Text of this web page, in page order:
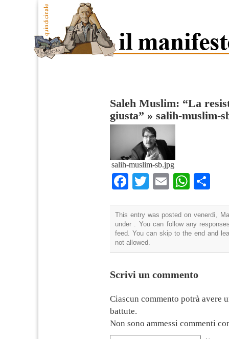
Saleh Muslim: “La
giusta” » salih-muslim-
salih-muslim-sb.jpg
Facebook
TwitterEmail
This entry was posted on venerdì,
under . You can follow any
feed. You can skip to the end and
not allowed.
Scrivi un commento
Ciascun commento potrà avere
battute.
Non sono ammessi commenti